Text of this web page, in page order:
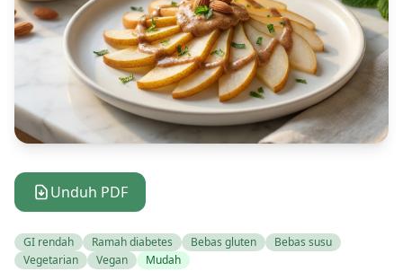
Unduh PDF
GI rendah Ramah diabetes Bebas gluten
Bebas susu
Vegetarian
Vegan Mudah